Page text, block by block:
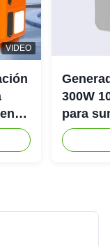
VIDEO
300W
para